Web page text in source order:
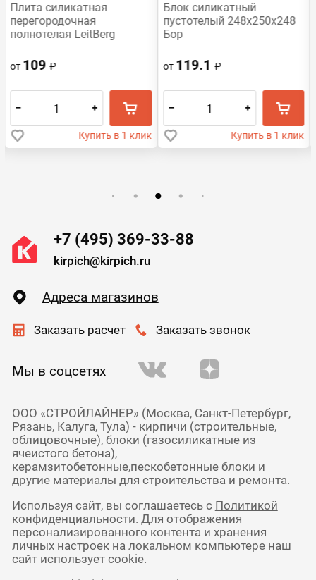
Плита силикатная
перегородочная
полнотелая LeitBerg
от109₽
– +
Купить в 1 клик
Блок силикатный
пустотелый 248x250x248
Бор
от119.1₽
– +
Купить в 1 клик
+7 (495) 369-33-88
kirpich@kirpich.ru
Адреса магазинов
Заказать расчет Заказать звонок
Мы в соцсетях
ООО «СТРОЙЛАЙНЕР» (Москва, Санкт-Петербург,
Рязань, Калуга, Тула) - кирпичи (строительные,
облицовочные), блоки (газосиликатные из
ячеистого бетона),
керамзитобетонные,пескобетонные блоки и
другие материалы для строительства и ремонта.
Используя сайт, вы соглашаетесь с Политикой
конфиденциальности. Для отображения
персонализированного контента и хранения
личных настроек на локальном компьютере наш
сайт использует cookie.